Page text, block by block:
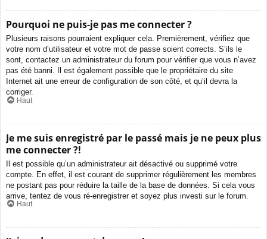
Pourquoi ne puis-je pas me connecter ?
Plusieurs raisons pourraient expliquer cela. Premièrement, vérifiez que
votre nom d’utilisateur et votre mot de passe soient corrects. S’ils le
sont, contactez un administrateur du forum pour vérifier que vous n’avez
pas été banni. Il est également possible que le propriétaire du site
Internet ait une erreur de configuration de son côté, et qu’il devra la
corriger.
Haut
Je me suis enregistré par le passé mais je ne peux plus
me connecter ?!
Il est possible qu’un administrateur ait désactivé ou supprimé votre
compte. En effet, il est courant de supprimer régulièrement les membres
ne postant pas pour réduire la taille de la base de données. Si cela vous
arrive, tentez de vous ré-enregistrer et soyez plus investi sur le forum.
Haut